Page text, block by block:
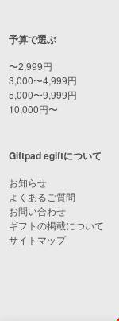
予算で選ぶ
〜2,999円
3,000〜4,999円
5,000〜9,999円
10,000円〜
Giftpad egiftについて
お知らせ
よくあるご質問
お問い合わせ
ギフトの掲載について
サイトマップ